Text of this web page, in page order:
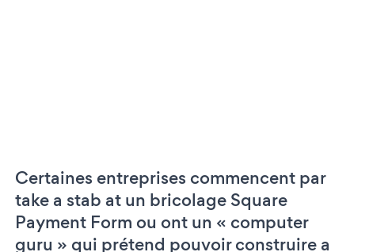
Certaines entreprises commencent par
take a stab at un bricolage Square
Payment Form ou ont un « computer
guru » qui prétend pouvoir construire a